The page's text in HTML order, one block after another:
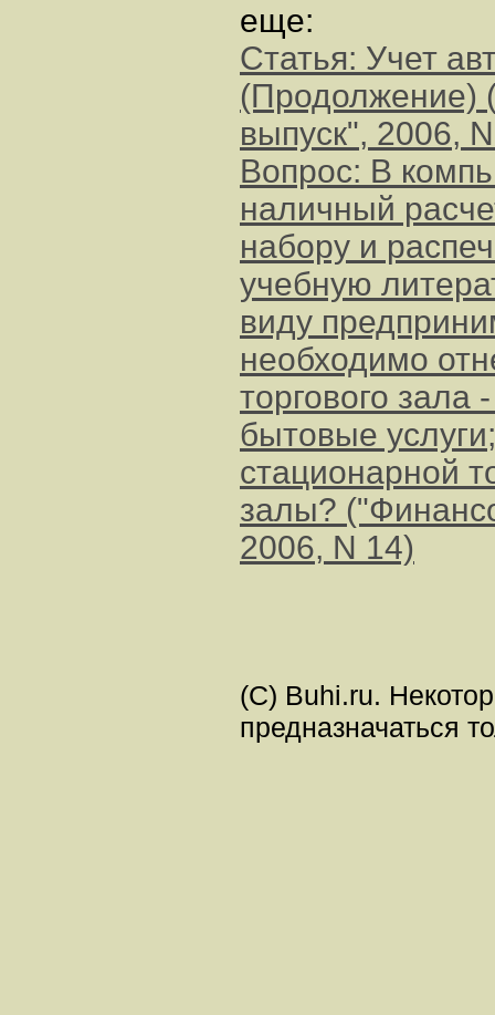
еще:
Статья: Учет
(Продолжение)
выпуск", 2006,
Вопрос: В
наличный
набору и
учебную
виду
необходимо
торгового
бытовые
стационарной
залы?
2006, N 14)
(C) Buhi.ru.
предназначаться